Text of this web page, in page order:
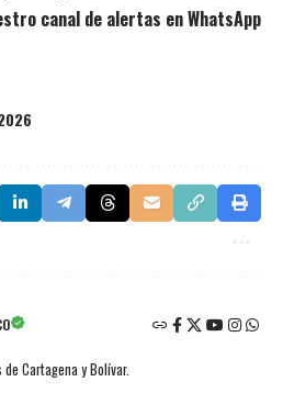
canal de alertas en WhatsApp
Cartagena y Bolívar.